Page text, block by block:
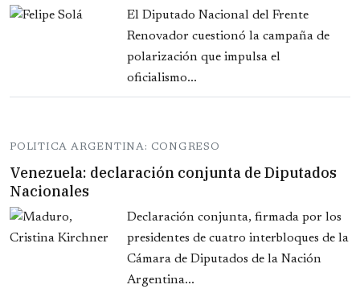
El Diputado Nacional del Frente
Renovador cuestionó la campaña de
polarización que impulsa el
oficialismo...
POLITICA ARGENTINA: CONGRESO
Venezuela: declaración conjunta de Diputados
Nacionales
Declaración conjunta, firmada por los
presidentes de cuatro interbloques de la
Cámara de Diputados de la Nación
Argentina...